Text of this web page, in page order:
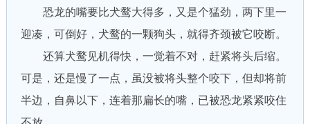
恐龙的嘴要比犬鹜大得多，又是个猛劲，两下里一
迎凑，可倒好，犬鹜的一颗狗头，就得齐颈被它咬断。
还算犬鹜见机得快，一觉着不对，赶紧将头后缩。
可是，还是慢了一点，虽没被将头整个咬下，但却将前
半边，自鼻以下，连着那扁长的嘴，已被恐龙紧紧咬住